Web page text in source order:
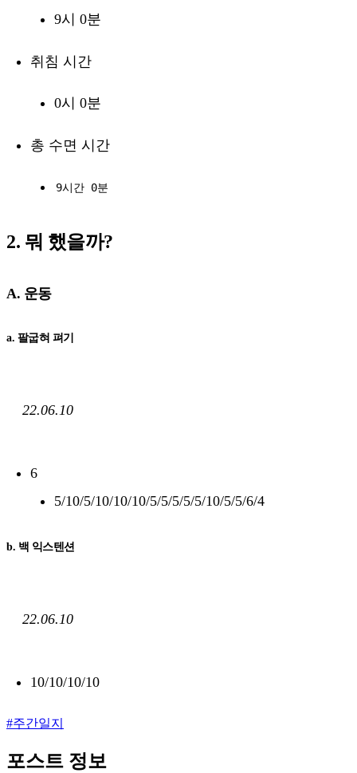
9시 0분
취침 시간
0시 0분
총 수면 시간
9시간 0분
2. 뭐 했을까?
A. 운동
a. 팔굽혀 펴기
22.06.10
6
5/10/5/10/10/10/5/5/5/5/5/10/5/5/6/4
b. 백 익스텐션
22.06.10
10/10/10/10
#주간일지
포스트 정보